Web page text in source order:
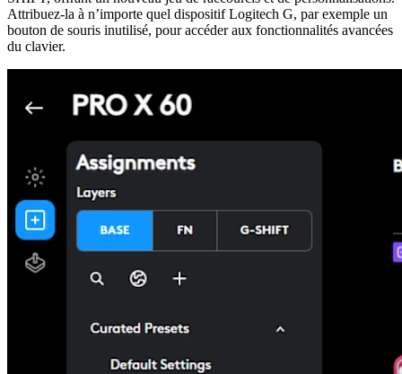
Attribuez-la à n’importe quel dispositif Logitech G, par exemple un
bouton de souris inutilisé, pour accéder aux fonctionnalités avancées
du clavier.